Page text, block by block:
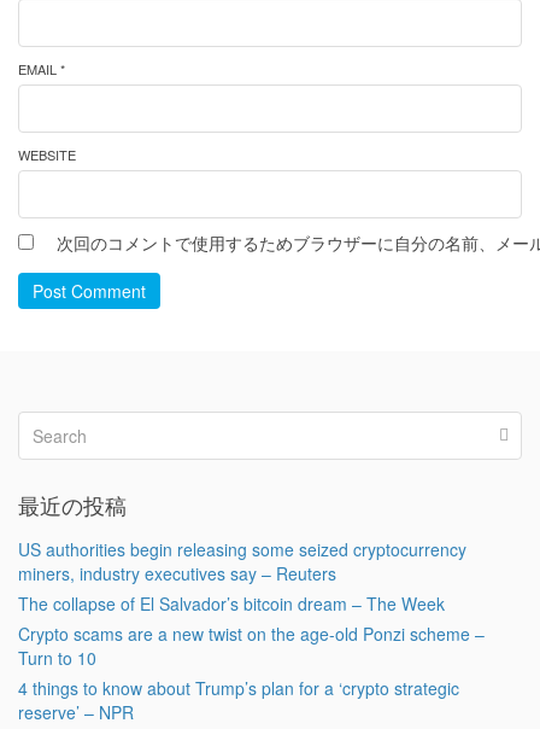
EMAIL *
WEBSITE
次回のコメントで使用するためブラウザーに自分の名前、メー
Post Comment
最近の投稿
US authorities begin releasing some seized cryptocurrency
miners, industry executives say – Reuters
The collapse of El Salvador’s bitcoin dream – The Week
Crypto scams are a new twist on the age-old Ponzi scheme –
Turn to 10
4 things to know about Trump’s plan for a ‘crypto strategic
reserve’ – NPR